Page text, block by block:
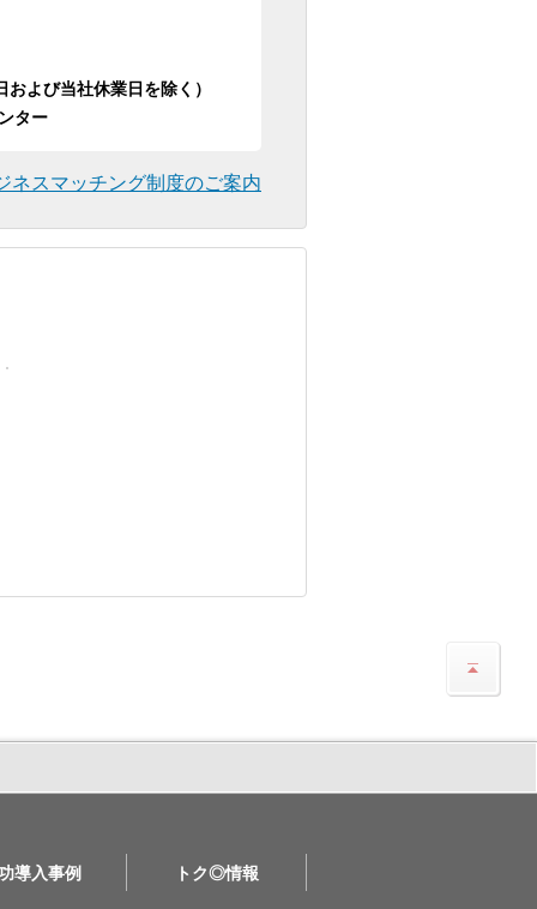
よび当社休業日を除く）
ター
ネスマッチング制度のご案内
導入事例 トク◎情報